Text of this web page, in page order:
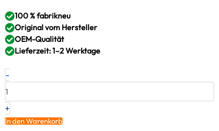
100 % fabrikneu
Original vom Hersteller
OEM-Qualität
Lieferzeit: 1–2 Werktage
-
Neuer
Original
–
3457243
/
+
In den Warenkorb